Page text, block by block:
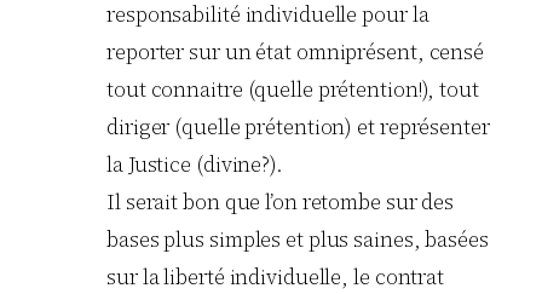
responsabilité individuelle pour la
reporter sur un état omniprésent, censé
tout connaitre (quelle prétention!), tout
diriger (quelle prétention) et représenter
la Justice (divine?).
Il serait bon que l’on retombe sur des
bases plus simples et plus saines, basées
sur la liberté individuelle, le contrat